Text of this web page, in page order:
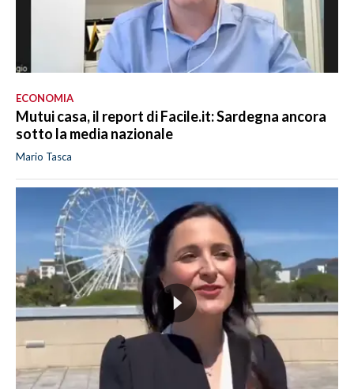
ECONOMIA
Mutui casa, il report di Facile.it: Sardegna ancora
sotto la media nazionale
Mario Tasca